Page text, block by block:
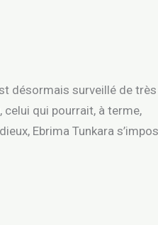
désormais surveillé de très
celui qui pourrait, à terme,
Ebrima Tunkara